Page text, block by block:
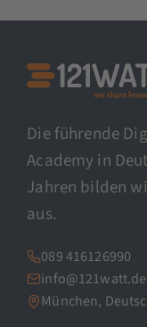
Die führende
Academy in
Jahren bilden
aus.
089 416126990
info@121watt.de
München,